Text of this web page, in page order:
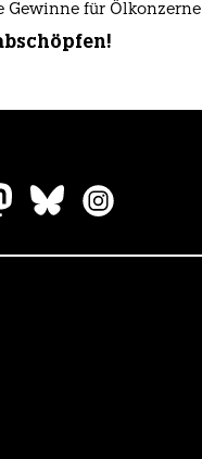
Gewinne für Ölkonzerne